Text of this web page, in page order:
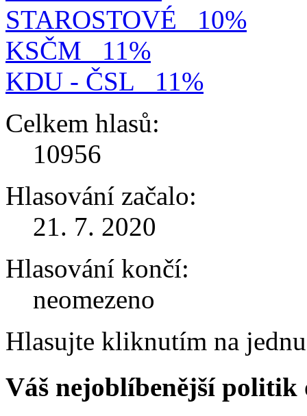
STAROSTOVÉ
10%
KSČM
11%
KDU - ČSL
11%
Celkem hlasů:
10956
Hlasování začalo:
21. 7. 2020
Hlasování končí:
neomezeno
Hlasujte kliknutím na
Váš nejoblíbenější politik